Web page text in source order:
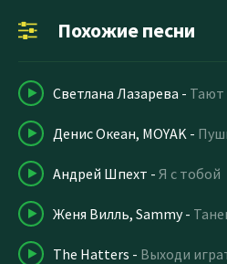
Похожие песни
Светлана Лазарева - Тают
Денис Океан, MOYAK -
Андрей Шпехт - Я с тобой
Женя Вилль, Sammy-
The Hatters - Выходи